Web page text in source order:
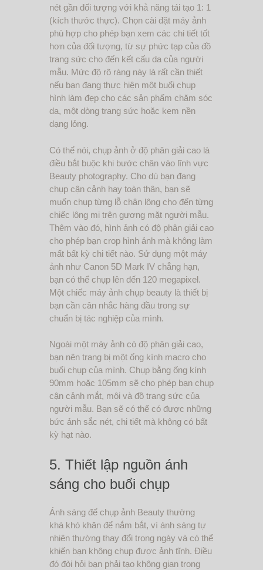
nét gần đối tượng với khả năng tái tạo 1: 1
(kích thước thực). Chọn cài đặt máy ảnh
phù hợp cho phép bạn xem các chi tiết tốt
hơn của đối tượng, từ sự phức tạp của đồ
trang sức cho đến kết cấu da của người
mẫu. Mức độ rõ ràng này là rất cần thiết
nếu bạn đang thực hiện một buổi chụp
hình làm đẹp cho các sản phẩm chăm sóc
da, một dòng trang sức hoặc kem nền
dạng lỏng.
Có thể nói, chụp ảnh ở độ phân giải cao là
điều bắt buộc khi bước chân vào lĩnh vực
Beauty photography. Cho dù bạn đang
chụp cận cảnh hay toàn thân, bạn sẽ
muốn chụp từng lỗ chân lông cho đến từng
chiếc lông mi trên gương mặt người mẫu.
Thêm vào đó, hình ảnh có độ phân giải cao
cho phép bạn crop hình ảnh mà không làm
mất bất kỳ chi tiết nào. Sử dụng một máy
ảnh như Canon 5D Mark IV chẳng hạn,
bạn có thể chụp lên đến 120 megapixel.
Một chiếc máy ảnh chụp beauty là thiết bị
bạn cần cân nhắc hàng đầu trong sự
chuẩn bị tác nghiệp của mình.
Ngoài một máy ảnh có độ phân giải cao,
bạn nên trang bị một ống kính macro cho
buổi chụp của mình. Chụp bằng ống kính
90mm hoặc 105mm sẽ cho phép bạn chụp
cận cảnh mắt, môi và đồ trang sức của
người mẫu. Bạn sẽ có thể có được những
bức ảnh sắc nét, chi tiết mà không có bất
kỳ hạt nào.
5. Thiết lập nguồn ánh
sáng cho buổi chụp
Ánh sáng để chụp ảnh Beauty thường
khá khó khăn để nắm bắt, vì ánh sáng tự
nhiên thường thay đổi trong ngày và có thể
khiến bạn không chụp được ảnh tĩnh. Điều
đó đòi hỏi bạn phải tạo không gian trong